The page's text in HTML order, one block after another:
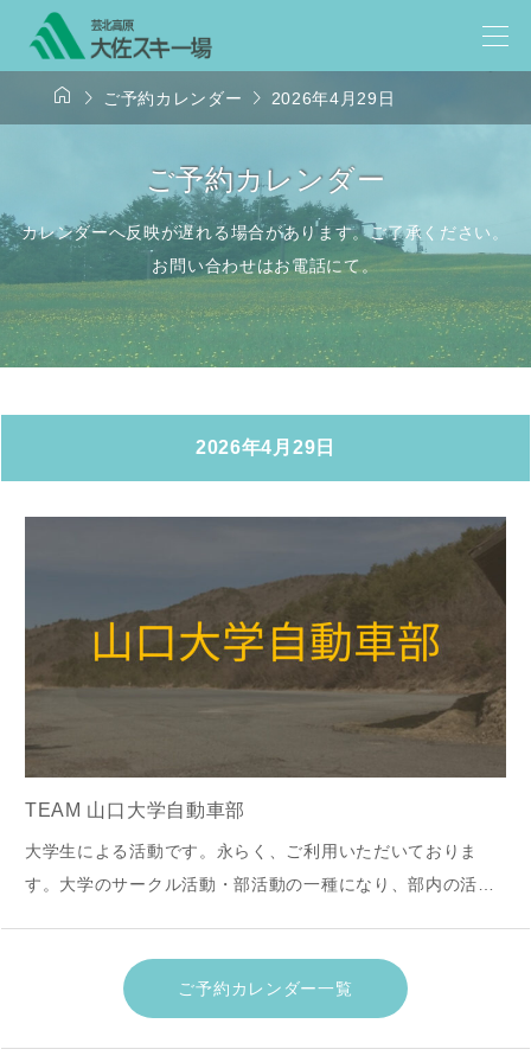
  ご予約カレンダー  2026年4月29日
ご予約カレンダー
カレンダーへ反映が遅れる場合があります。ご了承ください。
お問い合わせはお電話にて。
2026年4月29日
TEAM 山口大学自動車部
大学生による活動です。永らく、ご利用いただいておりま
す。大学のサークル活動・部活動の一種になり、部内の活動
ご参加は遠慮させていただきます。
ご予約カレンダー一覧